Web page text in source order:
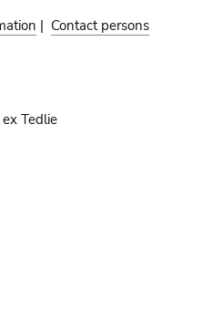
| Contact persons
Tedlie